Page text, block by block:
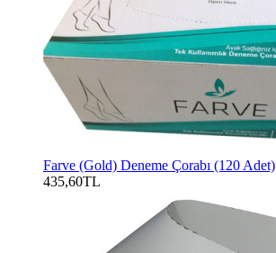
Farve (Gold) Deneme Çorabı (120 Adet)
435,60TL